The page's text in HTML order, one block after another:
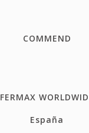
COMMEND
FERMAX
España